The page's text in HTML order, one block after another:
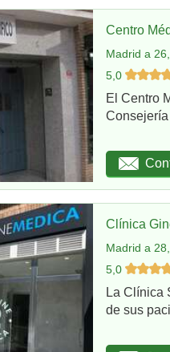
Centro
Madrid a
5,0
El Centro
Clínica
Madrid a
5,0
La Clínica
de sus